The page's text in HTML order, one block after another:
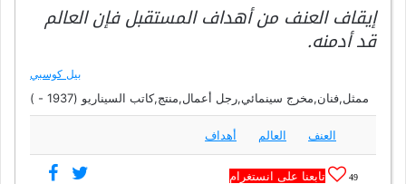
إيقاف العنف من أهداف المستقبل فإن العالم
قد أدمنه.
بيل كوسبي
ممثل,فنان,مخرج سينمائي,رجل أعمال,منتج,كاتب السيناريو (1937 - )
العنف العالم أهداف
49 تابعنا على انستغرام